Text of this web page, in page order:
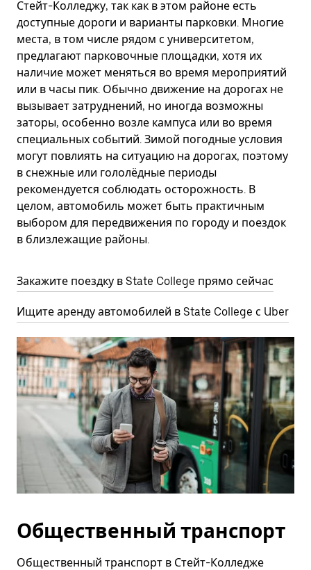
Стейт-Колледжу, так как в этом районе есть
доступные дороги и варианты парковки. Многие
места, в том числе рядом с университетом,
предлагают парковочные площадки, хотя их
наличие может меняться во время мероприятий
или в часы пик. Обычно движение на дорогах не
вызывает затруднений, но иногда возможны
заторы, особенно возле кампуса или во время
специальных событий. Зимой погодные условия
могут повлиять на ситуацию на дорогах, поэтому
в снежные или гололёдные периоды
рекомендуется соблюдать осторожность. В
целом, автомобиль может быть практичным
выбором для передвижения по городу и поездок
в близлежащие районы.
Закажите поездку в State College прямо сейчас
Ищите аренду автомобилей в State College с Uber
Общественный транспорт
Общественный транспорт в Стейт-Колледже